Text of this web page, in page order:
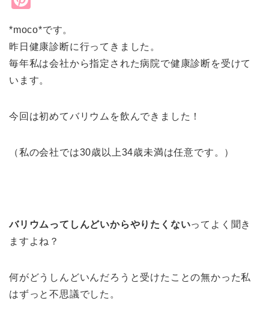
er
e
st
*moco*です。
昨日健康診断に行ってきました。
毎年私は会社から指定された病院で健康診断を受けて
います。
今回は初めてバリウムを飲んできました！
（私の会社では30歳以上34歳未満は任意です。）
バリウムってしんどいからやりたくないってよく聞き
ますよね？
何がどうしんどいんだろうと受けたことの無かった私
はずっと不思議でした。